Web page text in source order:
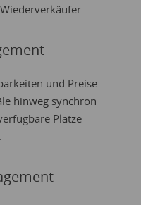
und Preise
hinweg synchron
Plätze